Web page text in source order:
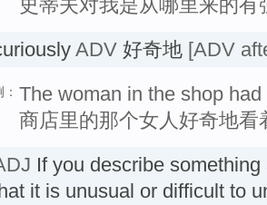
史蒂夫对我是从哪里来的有
ADV 好奇地 [ADV
The woman in the shop
商店里的那个女人好奇地看
If you describe
it is unusual or difficult to